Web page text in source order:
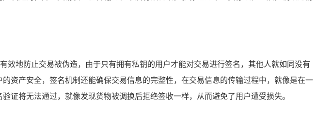
地防止交易被伪造，由于只有拥有私钥的用户才能对交易进行签名，其他人就如同没有
资产安全，签名机制还能确保交易信息的完整性，在交易信息的传输过程中，就像是在一
证将无法通过，就像发现货物被调换后拒绝签收一样，从而避免了用户遭受损失。